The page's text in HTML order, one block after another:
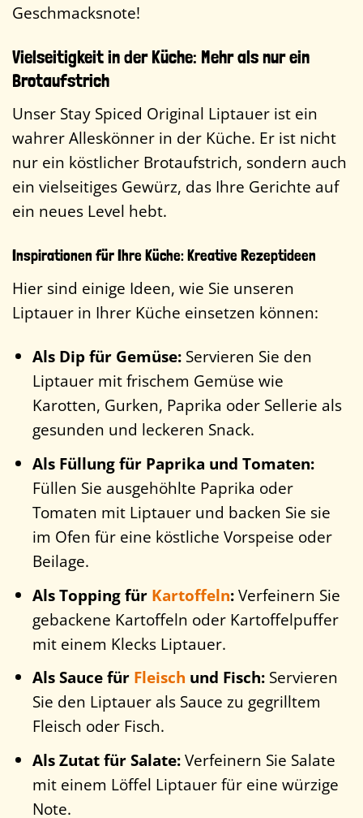
Geschmacksnote!
Vielseitigkeit in der Küche: Mehr als nur ein
Brotaufstrich
Unser Stay Spiced Original Liptauer ist ein
wahrer Alleskönner in der Küche. Er ist nicht
nur ein köstlicher Brotaufstrich, sondern auch
ein vielseitiges Gewürz, das Ihre Gerichte auf
ein neues Level hebt.
Inspirationen für Ihre Küche: Kreative Rezeptideen
Hier sind einige Ideen, wie Sie unseren
Liptauer in Ihrer Küche einsetzen können:
Als Dip für Gemüse:Servieren Sie den
Liptauer mit frischem Gemüse wie
Karotten, Gurken, Paprika oder Sellerie als
gesunden und leckeren Snack.
Als Füllung für Paprika und Tomaten:
Füllen Sie ausgehöhlte Paprika oder
Tomaten mit Liptauer und backen Sie sie
im Ofen für eine köstliche Vorspeise oder
Beilage.
Als Topping für Kartoffeln:Verfeinern Sie
gebackene Kartoffeln oder Kartoffelpuffer
mit einem Klecks Liptauer.
Als Sauce für Fleisch und Fisch:Servieren
Sie den Liptauer als Sauce zu gegrilltem
Fleisch oder Fisch.
Als Zutat für Salate:Verfeinern Sie Salate
mit einem Löffel Liptauer für eine würzige
Note.